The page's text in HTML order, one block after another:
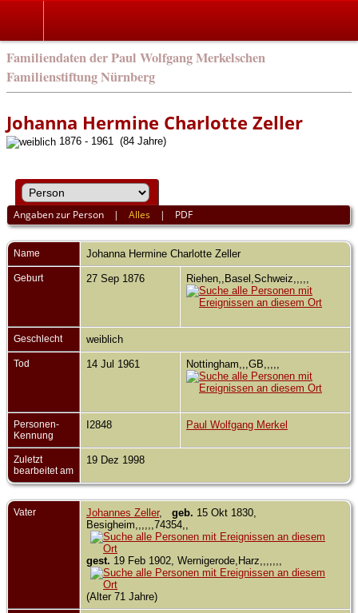
Familiendaten der Paul Wolfgang Merkelschen
Familienstiftung Nürnberg
Johanna Hermine Charlotte Zeller
1876 - 1961 (84 Jahre)
Angaben zur Person |Alles | PDF
Name Johanna Hermine Charlotte Zeller
Geburt 27 Sep 1876 Riehen,,Basel,Schweiz,,,,,
Geschlecht weiblich
Tod 14 Jul 1961 Nottingham,,,GB,,,,,
Personen-
Kennung
I2848 Paul Wolfgang Merkel
Zuletzt
bearbeitet am
19 Dez 1998
Vater Johannes Zeller, geb. 15 Okt 1830,
Besigheim,,,,,,74354,,
gest. 19 Feb 1902, Wernigerode,Harz,,,,,,,
(Alter 71 Jahre)